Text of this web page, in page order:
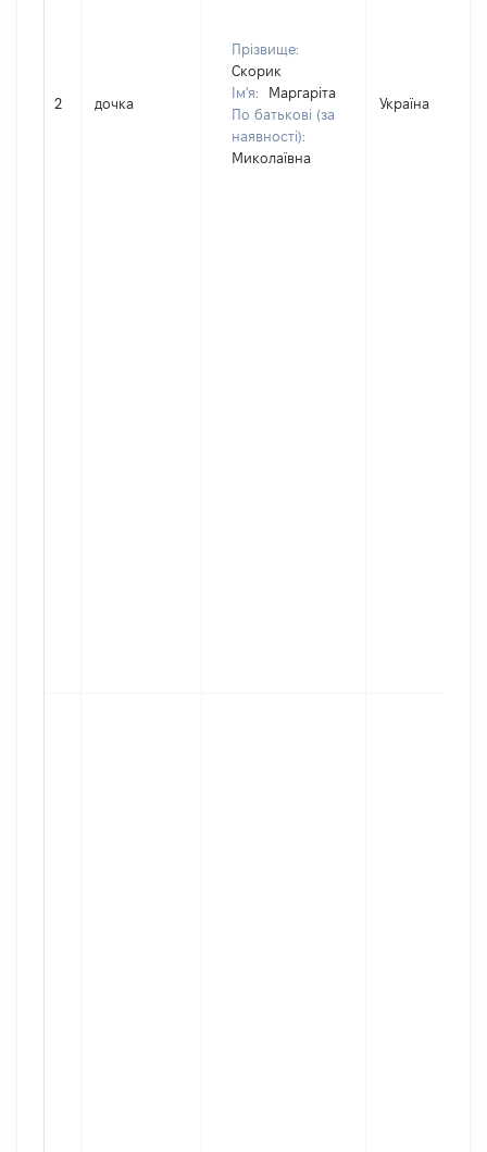
2 дочка
Прізвище:
Скорик
Ім'я:
Маргаріта
По батькові (за
наявності):
Миколаївна
Україна